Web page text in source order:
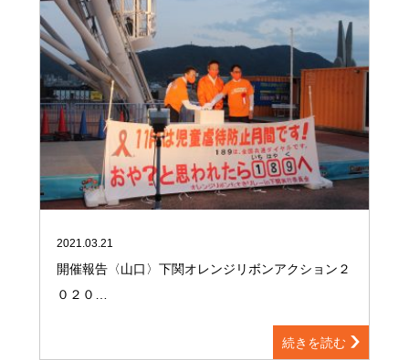
2021.03.21
開催報告〈山口〉下関オレンジリボンアクション２
０２０…
続きを読む